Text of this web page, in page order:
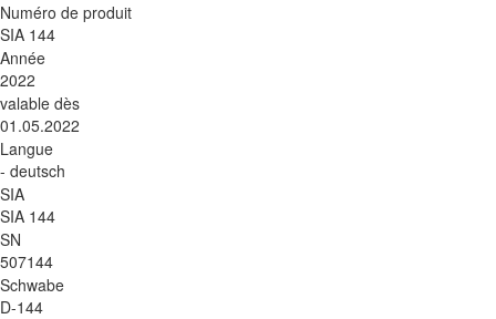
Numéro de produit
SIA 144
Année
2022
valable dès
01.05.2022
Langue
- deutsch
SIA
SIA 144
SN
507144
Schwabe
D-144